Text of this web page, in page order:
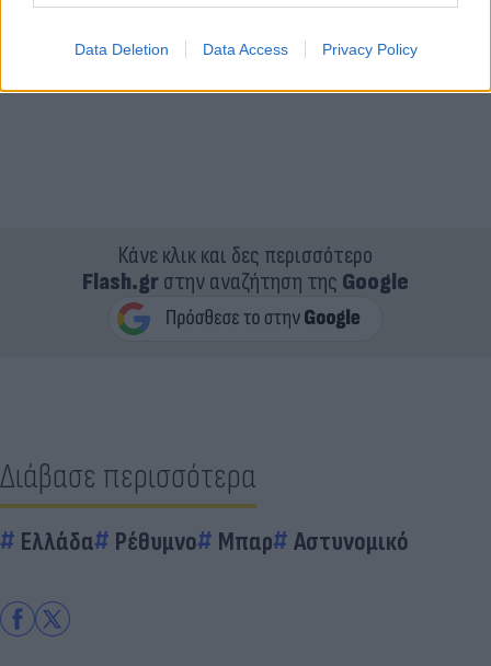
Data Deletion Data Access Privacy Policy
Κάνε κλικ και δες περισσότερο
Flash.grστην αναζήτηση της Google
Διάβασε περισσότερα
Ελλάδα Ρέθυμνο Μπαρ Αστυνομικό